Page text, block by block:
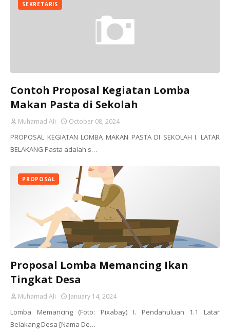
SEKRETARIS
Contoh Proposal Kegiatan Lomba
Makan Pasta di Sekolah
Muhamad Ali October 08, 2024
PROPOSAL KEGIATAN LOMBA MAKAN PASTA DI SEKOLAH I. LATAR
BELAKANG Pasta adalah s…
PROPOSAL
Proposal Lomba Memancing Ikan
Tingkat Desa
Muhamad Ali January 14, 2024
Lomba Memancing (Foto: Pixabay) I. Pendahuluan 1.1 Latar
Belakang Desa [Nama De…